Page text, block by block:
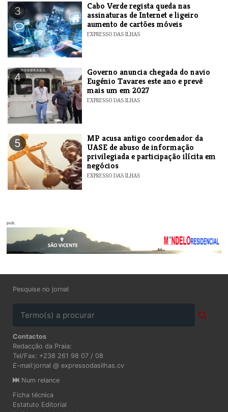
3
Cabo Verde regista queda nas
assinaturas de Internet e ligeiro
aumento de cartões móveis
EXPRESSO DAS ILHAS
4
Governo anuncia chegada do navio
Eugénio Tavares este ano e prevê
mais um em 2027
EXPRESSO DAS ILHAS
5
MP acusa antigo coordenador da
UASE de abuso de informação
privilegiada e participação ilícita em
negócios
EXPRESSO DAS ILHAS
pub.
Pesquise no jornal
Contactos
Redacção da Praia:
Tel/Fax: +238 261 98 07 / 08
E-mail:jornal @ expressodasilhas.cv
Num relance
Ficha técnica
Estatuto Editorial